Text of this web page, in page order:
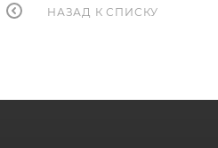
НАЗАД К СПИСКУ